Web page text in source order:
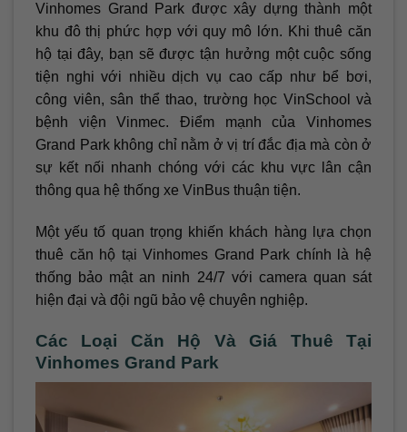
Vinhomes Grand Park được xây dựng thành một
khu đô thị phức hợp với quy mô lớn. Khi thuê căn
hộ tại đây, bạn sẽ được tận hưởng một cuộc sống
tiện nghi với nhiều dịch vụ cao cấp như bể bơi,
công viên, sân thể thao, trường học VinSchool và
bệnh viện Vinmec. Điểm mạnh của Vinhomes
Grand Park không chỉ nằm ở vị trí đắc địa mà còn ở
sự kết nối nhanh chóng với các khu vực lân cận
thông qua hệ thống xe VinBus thuận tiện.
Một yếu tố quan trọng khiến khách hàng lựa chọn
thuê căn hộ tại Vinhomes Grand Park chính là hệ
thống bảo mật an ninh 24/7 với camera quan sát
hiện đại và đội ngũ bảo vệ chuyên nghiệp.
Các Loại Căn Hộ Và Giá Thuê Tại
Vinhomes Grand Park